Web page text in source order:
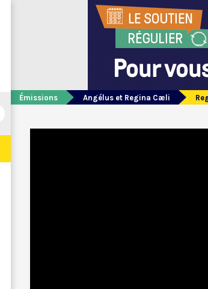
Émissions Angélus et Regina Cæli